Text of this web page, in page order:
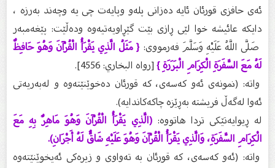
ئەی حافزی قورئان ئایە دەزانی پلەو وپایەت چی یە وچەند بەرزە ،
دایکە عائیشە خوا لێی ڕازی بێت گێڕاویەتیەوە ودەڵێت: پێغەمبەر
صَلَّى اللَّهُ عَلَيْهِ وَسَلَّمَ فەرمووی:{ مَثَلُ الَّذِي يَقْرَأُ الْقُرْآنَ وَهُوَ حَافِظٌ
لَهُ مَعَ السَّفَرَةِ الْكِرَامِ الْبَرَرَةِ }[رواه البخاري: 4556].
واتە: (نمونەى ئەو كەسەى، كە قورئان دەخوێنێتەوە و لەبەریەتى
ئەوا لەگەڵ فریشتە بەڕێزە چاكەكاندایە).
لە ڕیوایەتێكى تردا هاتووە:(الَّذِي يَقْرَأُ الْقُرْآنَ وَهُوَ مَاهِرٌ بِهِ مَعَ
الْكِرَامِ السَّفَرَةِ، وَالَّذِي يَقْرَأُ الْقُرْآنَ وَهُوَ عَلَيْهِ شَاقٌّ لَهُ أَجْرَانِ).
واتە: (ئەو كەسەى، كە قورئان بە تەواوى و زیرەكى ئەیخوێنێتەوە